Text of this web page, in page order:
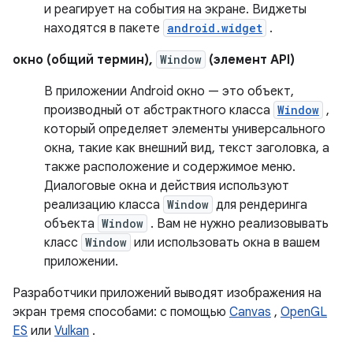
и реагирует на события на экране. Виджеты
находятся в пакете android.widget .
окно (общий термин), Window (элемент API)
В приложении Android окно — это объект,
производный от абстрактного класса Window ,
который определяет элементы универсального
окна, такие как внешний вид, текст заголовка, а
также расположение и содержимое меню.
Диалоговые окна и действия используют
реализацию класса Window для рендеринга
объекта Window . Вам не нужно реализовывать
класс Window или использовать окна в вашем
приложении.
Разработчики приложений выводят изображения на
экран тремя способами: с помощью Canvas , OpenGL
ES или Vulkan .